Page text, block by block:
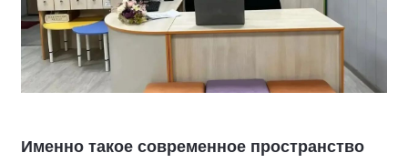
Именно такое современное пространство